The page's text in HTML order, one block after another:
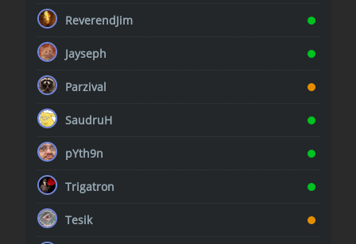
ReverendJim
Jayseph
Parzival
SaudruH
pYth9n
Trigatron
Tesik